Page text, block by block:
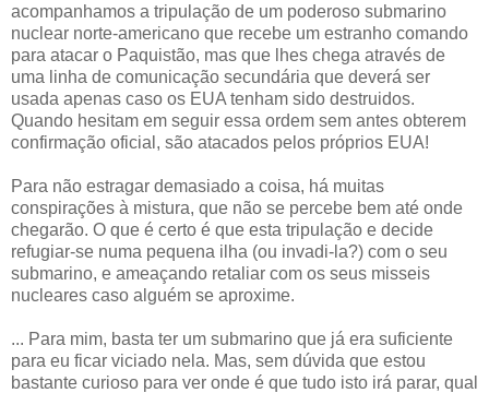
acompanhamos a tripulação de um poderoso submarino
nuclear norte-americano que recebe um estranho comando
para atacar o Paquistão, mas que lhes chega através de
uma linha de comunicação secundária que deverá ser
usada apenas caso os EUA tenham sido destruidos.
Quando hesitam em seguir essa ordem sem antes obterem
confirmação oficial, são atacados pelos próprios EUA!
Para não estragar demasiado a coisa, há muitas
conspirações à mistura, que não se percebe bem até onde
chegarão. O que é certo é que esta tripulação e decide
refugiar-se numa pequena ilha (ou invadi-la?) com o seu
submarino, e ameaçando retaliar com os seus misseis
nucleares caso alguém se aproxime.
... Para mim, basta ter um submarino que já era suficiente
para eu ficar viciado nela. Mas, sem dúvida que estou
bastante curioso para ver onde é que tudo isto irá parar, qual